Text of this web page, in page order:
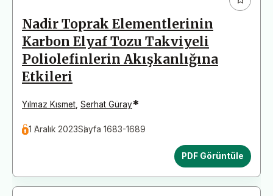
Nadir Toprak Elementlerinin
Karbon Elyaf Tozu Takviyeli
Poliolefinlerin Akışkanlığına
Etkileri
Yılmaz Kısmet Serhat Güray*
1 Aralık 2023Sayfa 1683-1689
PDF Görüntüle